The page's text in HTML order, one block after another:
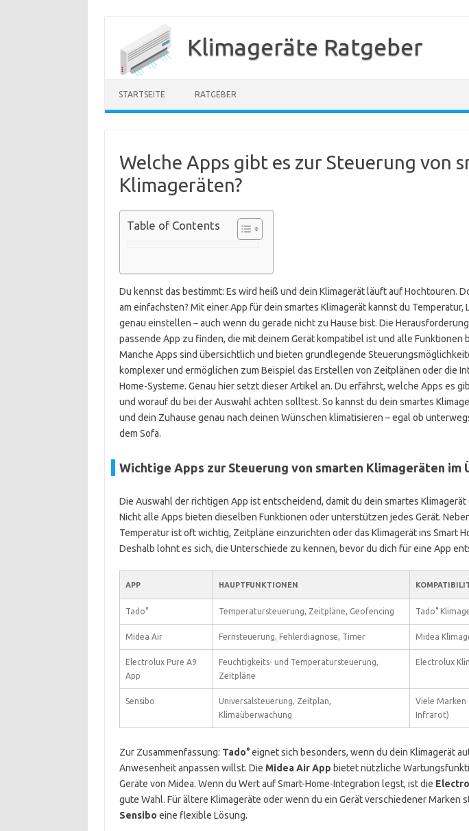
Klimageräte Ratgeber
STARTSEITE RATGEBER
Welche Apps gibt es zur Steuerung von
Klimageräten?
Table of Contents
Du kennst das bestimmt: Es wird heiß und dein Klimagerät läuft auf Hochtouren.
am einfachsten? Mit einer App für dein smartes Klimagerät kannst du
genau einstellen – auch wenn du gerade nicht zu Hause bist. Die
passende App zu finden, die mit deinem Gerät kompatibel ist und alle Funktionen
Manche Apps sind übersichtlich und bieten grundlegende
komplexer und ermöglichen zum Beispiel das Erstellen von Zeitplänen oder die
Home-Systeme. Genau hier setzt dieser Artikel an. Du erfährst, welche Apps es
und worauf du bei der Auswahl achten solltest. So kannst du dein smartes
und dein Zuhause genau nach deinen Wünschen klimatisieren – egal ob
dem Sofa.
Wichtige Apps zur Steuerung von smarten Klimageräten im
Die Auswahl der richtigen App ist entscheidend, damit du dein smartes
Nicht alle Apps bieten dieselben Funktionen oder unterstützen jedes Gerät.
Temperatur ist oft wichtig, Zeitpläne einzurichten oder das Klimagerät ins Smart
Deshalb lohnt es sich, die Unterschiede zu kennen, bevor du dich für eine App
APP HAUPTFUNKTIONEN
Tado° Temperatursteuerung, Zeitpläne, Geofencing Tado°
Midea Air Fernsteuerung, Fehlerdiagnose, Timer Midea
Electrolux Pure A9
App
Feuchtigkeits- und Temperatursteuerung,
Zeitpläne
Electrolux
Sensibo
Universalsteuerung, Zeitplan,
Klimaüberwachung
Viele Marken
Infrarot)
Zur Zusammenfassung: Tado°eignet sich besonders, wenn du dein Klimagerät
Anwesenheit anpassen willst. Die Midea Air App bietet nützliche
Geräte von Midea. Wenn du Wert auf Smart-Home-Integration legst, ist die
gute Wahl. Für ältere Klimageräte oder wenn du ein Gerät verschiedener Marken
Sensibo eine flexible Lösung.